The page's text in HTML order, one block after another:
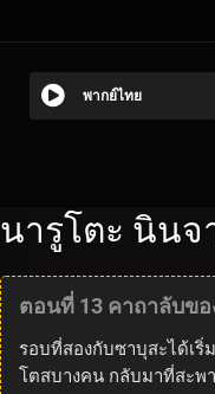
พากย์ไทย
นารูโตะ นินจ
ตอนที่ 13 คาถาลับข
รอบที่สองกับซาบุสะได้เริ่
โตสบางคน กลับมาที่สะพ